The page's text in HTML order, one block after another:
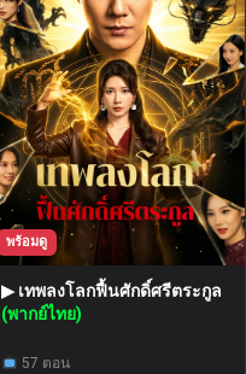
พร้อมดู
▶ เทพลงโลกฟื้นศักดิ์ศรีตระกูล
(พากย์ไทย)
57 ตอน